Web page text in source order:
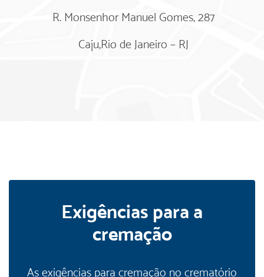
R. Monsenhor Manuel Gomes, 287
Caju,Rio de Janeiro – RJ
Exigências para a
cremação
As exigências para cremação no crematório